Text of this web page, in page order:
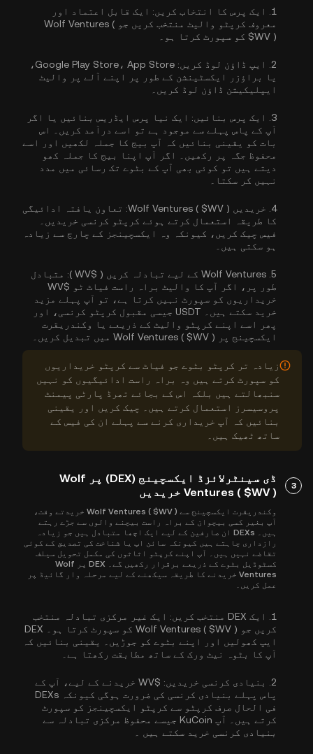
1. ایک پرس کا انتخاب کریں: ایک قابل اعتماد اور
معروف کرپٹو والیٹ منتخب کریں جو Wolf Ventures (
$WV ) کو سپورٹ کرتا ہو۔
2. ایپ ڈاؤن لوڈ کریں:
Google Play Store، App Store،
یا براؤزر ایکسٹینشن کے طور پر اپنے آلے پر والیٹ
ایپلیکیشن ڈاؤن لوڈ کریں۔
3. ایک پرس بنائیں: ایک نیا پرس ایڈریس بنائیں یا اگر
آپ کے پاس پہلے سے موجود ہے تو اسے درآمد کریں۔ اس
بات کو یقینی بنائیں کہ آپ بیج کا جملہ لکھیں اور اسے
محفوظ جگہ پر رکھیں۔ اگر آپ اپنا بیج کا جملہ کھو
دیتے ہیں تو کوئی بھی آپ کے بٹوے تک رسائی میں مدد
نہیں کر سکتا۔
4. خریدیں Wolf Ventures ( $WV ):
تعاون یافتہ ادائیگی
کا طریقہ استعمال کرتے ہوئے کرپٹو کرنسی خریدیں۔
فیس چیک کریں، کیونکہ وہ ایکسچینجز کے چارج سے زیادہ
ہو سکتی ہیں۔
5. Wolf Ventures کے لیے تبادلہ کریں ( $WV ):
متبادل
طور پر، اگر آپ کا والیٹ براہ راست فیاٹ ٹو $WV
خریداریوں کو سپورٹ نہیں کرتا ہے، تو آپ پہلے مزید
خرید سکتے ہیں۔ USDT جیسی مقبول کرپٹو کرنسی، اور
پھر اسے اپنے کرپٹو والیٹ کے ذریعے یا وکندریقرت
ایکسچینج پر Wolf Ventures ( $WV ) میں تبدیل کریں۔
زیادہ تر کرپٹو بٹوے جو فیاٹ سے کرپٹو خریداریوں
کو سپورٹ کرتے ہیں وہ براہ راست ادائیگیوں کو نہیں
سنبھالتے ہیں بلکہ اس کے بجائے تھرڈ پارٹی پیمنٹ
پروسیسرز استعمال کرتے ہیں۔ چیک کریں اور یقینی
بنائیں کہ آپ خریداری کرنے سے پہلے ان کی فیس کے
ساتھ ٹھیک ہیں۔
3
ڈی سینٹرلائزڈ ایکسچینج (DEX) پر Wolf
Ventures ( $WV ) خریدیں
وکندریقرت ایکسچینج سے Wolf Ventures ( $WV ) خریدتے وقت،
آپ بغیر کسی بیچوان کے براہ راست بیچنے والوں سے جڑے رہتے
ہیں۔ DEXs ان صارفین کے لیے ایک اچھا متبادل ہیں جو زیادہ
رازداری چاہتے ہیں کیونکہ سائن اپ یا شناخت کی تصدیق کے کوئی
تقاضے نہیں ہیں۔ آپ اپنے کرپٹو اثاثوں کی مکمل تحویل سیلف
کسٹوڈیل بٹوے کے ذریعے برقرار رکھیں گے۔ DEX پر Wolf
Ventures خریدنے کا طریقہ سیکھنے کے لیے مرحلہ وار گائیڈ پر
عمل کریں۔
1. ایک DEX منتخب کریں:
ایک غیر مرکزی تبادلہ منتخب
کریں جو Wolf Ventures ( $WV ) کو سپورٹ کرتا ہو۔ DEX
ایپ کھولیں اور اپنے بٹوے کو جوڑیں۔ یقینی بنائیں کہ
آپ کا بٹوہ نیٹ ورک کے ساتھ مطابقت رکھتا ہے۔
2. بنیادی کرنسی خریدیں:
$WV خریدنے کے لیے، آپ کے
پاس پہلے بنیادی کرنسی کی ضرورت ہوگی کیونکہ DEXs
فی الحال صرف کرپٹو سے کرپٹو ایکسچینجز کو سپورٹ
کرتے ہیں۔ آپ KuCoin جیسے محفوظ مرکزی تبادلہ سے
بنیادی کرنسی خرید سکتے ہیں